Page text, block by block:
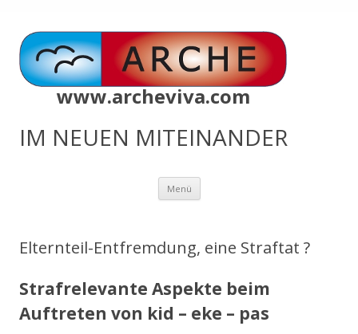
www.archeviva.com
IM NEUEN MITEINANDER
Menü Zum
springen
Elternteil-Entfremdung, eine Straftat ?
Strafrelevante Aspekte beim
Auftreten von kid – eke – pas